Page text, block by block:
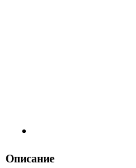
Описание